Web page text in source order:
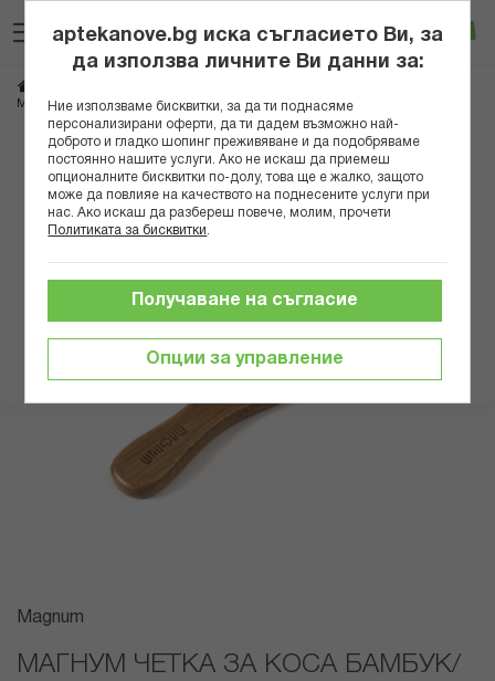
към
съдържанието
Вход
МАГНУМ ЧЕТКА ЗА КОСА БАМБУК/ 316
Преминете
края
Преминете
началото
Magnum
МАГНУМ ЧЕТКА ЗА КОСА БАМБУК/
aptekanove.bg иска съгласието Ви, за
да използва личните Ви данни за:
Ние използваме бисквитки, за да ти поднасяме
персонализирани оферти, да ти дадем възможно най-
доброто и гладко шопинг преживяване и да подобряваме
постоянно нашите услуги. Ако не искаш да приемеш
опционалните бисквитки по-долу, това ще е жалко, защото
може да повлияе на качеството на поднесените услуги при
нас. Ако искаш да разбереш повече, молим, прочети
Политиката за бисквитки
Опции за управление
Получаване на съгласие